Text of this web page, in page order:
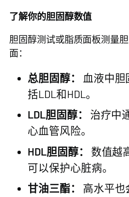
了解你的胆固醇数值
胆固醇测试或脂质面板测量
面：
总胆固醇：
血液中
括LDL和HDL。
LDL胆固醇：
治疗中
心血管风险。
HDL胆固醇：
数值越
可以保护心脏病。
甘油三酯：
高水平也